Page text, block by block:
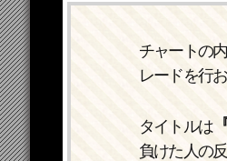
チャートの
レードを行
タイトルは
負けた人の